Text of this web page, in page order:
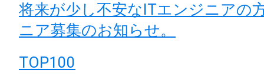
将来が少し不安なITエンジニアの
ニア募集のお知らせ。
TOP100